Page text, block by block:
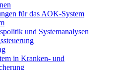
für das AOK-System
und Systemanalysen
in Kranken- und